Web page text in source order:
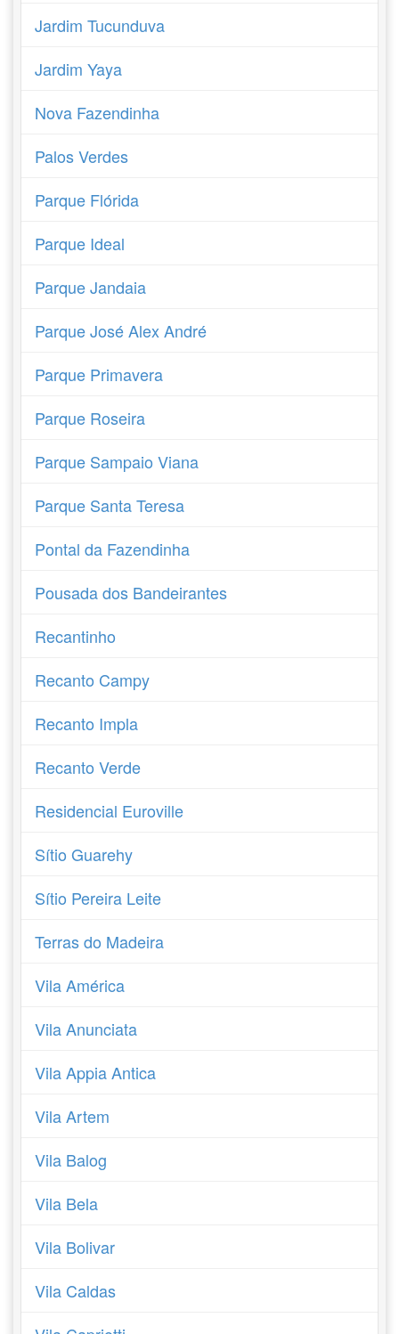
Jardim Tucunduva
Jardim Yaya
Nova Fazendinha
Palos Verdes
Parque Flórida
Parque Ideal
Parque Jandaia
Parque José Alex André
Parque Primavera
Parque Roseira
Parque Sampaio Viana
Parque Santa Teresa
Pontal da Fazendinha
Pousada dos Bandeirantes
Recantinho
Recanto Campy
Recanto Impla
Recanto Verde
Residencial Euroville
Sítio Guarehy
Sítio Pereira Leite
Terras do Madeira
Vila América
Vila Anunciata
Vila Appia Antica
Vila Artem
Vila Balog
Vila Bela
Vila Bolivar
Vila Caldas